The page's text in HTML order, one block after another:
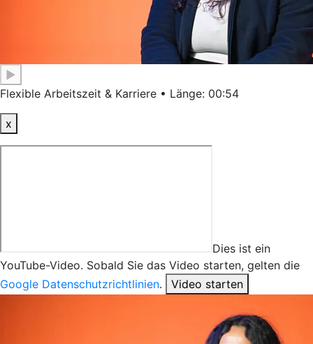
▶
Flexible Arbeitszeit & Karriere • Länge: 00:54
x
Dies ist ein
YouTube-Video. Sobald Sie das Video starten, gelten die
Google Datenschutzrichtlinien. Video starten